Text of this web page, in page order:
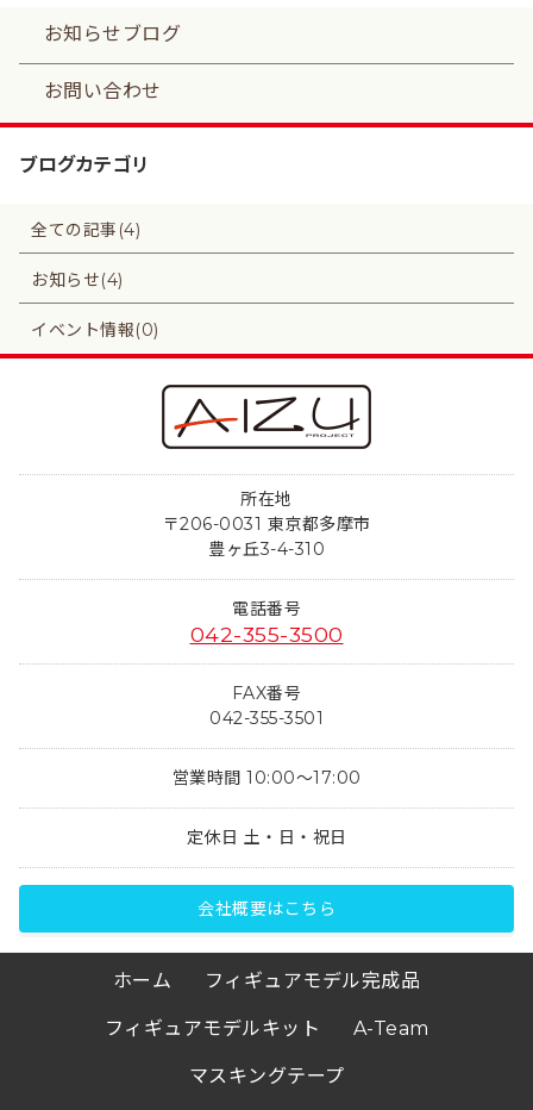
お知らせブログ
お問い合わせ
ブログカテゴリ
全ての記事(4)
お知らせ(4)
イベント情報(0)
所在地
〒206-0031 東京都多摩市
豊ヶ丘3-4-310
電話番号
042-355-3500
FAX番号
042-355-3501
営業時間 10:00～17:00
定休日 土・日・祝日
会社概要はこちら
ホーム フィギュアモデル完成品
フィギュアモデルキット A-Team
マスキングテープ